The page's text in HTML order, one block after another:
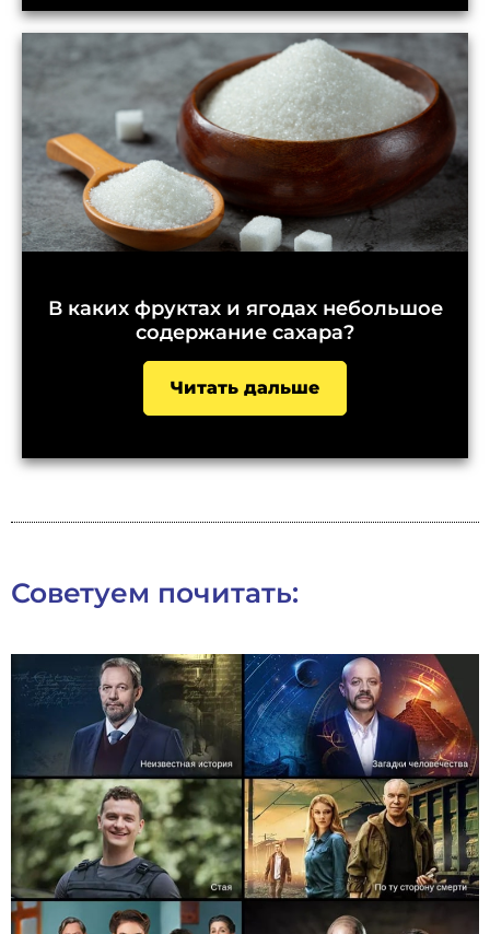
В каких фруктах и ягодах небольшое
содержание сахара?
Читать дальше
Советуем почитать: